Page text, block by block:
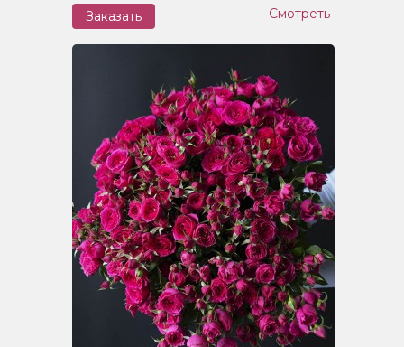
Заказать Смотреть